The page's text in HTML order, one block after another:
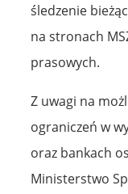
śledzenie
na stronach
prasowych.
Z uwagi na
ograniczeń w
oraz bankach
Ministerstwo